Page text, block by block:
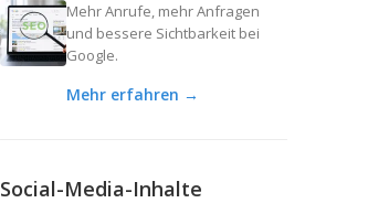
Mehr Anrufe, mehr Anfragen
und bessere Sichtbarkeit bei
Google.
Mehr erfahren →
Social-Media-Inhalte